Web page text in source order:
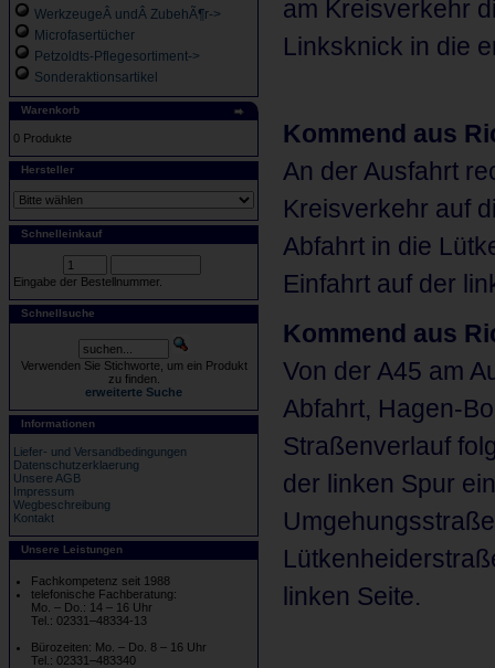
WerkzeugeÂ undÂ ZubehÃ¶r->
Microfasertücher
Petzoldts-Pflegesortiment->
Sonderaktionsartikel
Warenkorb
0 Produkte
Hersteller
Schnelleinkauf
Eingabe der Bestellnummer.
Schnellsuche
Verwenden Sie Stichworte, um ein Produkt
zu finden.
erweiterte Suche
Informationen
Liefer- und Versandbedingungen
Datenschutzerklaerung
Unsere AGB
Impressum
Wegbeschreibung
Kontakt
Unsere Leistungen
Fachkompetenz seit 1988
telefonische Fachberatung:
Mo. – Do.: 14 – 16 Uhr
Tel.: 02331–48334-13
Bürozeiten: Mo. – Do. 8 – 16 Uhr
Tel.: 02331–483340
am Kreisverkehr
Linksknick in die
Kommend aus
An der Ausfahrt
Kreisverkehr auf
Abfahrt in die
Einfahrt auf der
Kommend aus
Von der A45 am
Abfahrt, Hagen-
Straßenverlauf
der linken Spur
linken Seite.